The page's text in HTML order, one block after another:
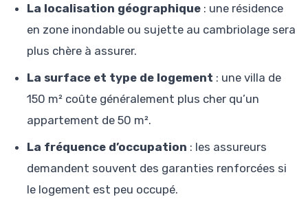
La localisation géographique : une résidence
en zone inondable ou sujette au cambriolage sera
plus chère à assurer.
La surface et type de logement : une villa de
150 m² coûte généralement plus cher qu’un
appartement de 50 m².
La fréquence d’occupation : les assureurs
demandent souvent des garanties renforcées si
le logement est peu occupé.